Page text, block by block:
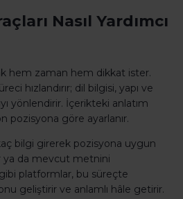
Nasıl Yardımcı
hem zaman hem dikkat ister.
hızlandırır; dil bilgisi, yapı ve
yönlendirir. İçerikteki anlatım
pozisyona göre ayarlanır.
bilgi girerek pozisyona uygun
ya da mevcut metnini
platformlar, bu süreçte
geliştirir ve anlamlı hâle getirir.